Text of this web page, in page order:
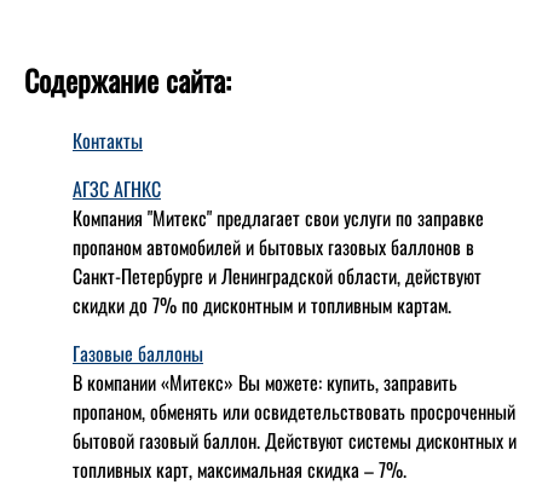
Содержание сайта:
Контакты
АГЗС АГНКС
Компания "Митекс" предлагает свои услуги по заправке
пропаном автомобилей и бытовых газовых баллонов в
Санкт-Петербурге и Ленинградской области, действуют
скидки до 7% по дисконтным и топливным картам.
Газовые баллоны
В компании «Митекс» Вы можете: купить, заправить
пропаном, обменять или освидетельствовать просроченный
бытовой газовый баллон. Действуют системы дисконтных и
топливных карт, максимальная скидка – 7%.